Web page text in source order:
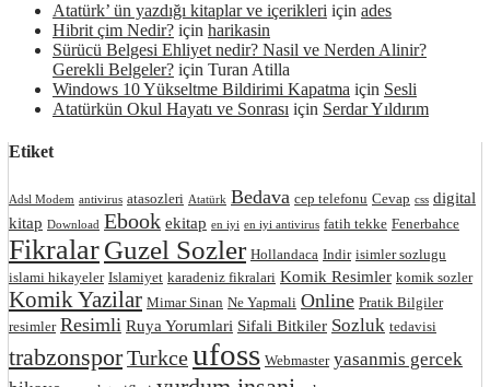
Atatürk’ ün yazdığı kitaplar ve içerikleri için ades
Hibrit çim Nedir? için harikasin
Sürücü Belgesi Ehliyet nedir? Nasil ve Nerden Alinir?
Gerekli Belgeler? için Turan Atilla
Windows 10 Yükseltme Bildirimi Kapatma için Sesli
Atatürkün Okul Hayatı ve Sonrası için Serdar Yıldırım
Etiket
Adsl Modem antivirus atasozleri Atatürk Bedava cep telefonu Cevap css digital
kitap Download Ebook ekitap en iyi en iyi antivirus fatih tekke Fenerbahce
FikralarGuzel Sozler Hollandaca Indir isimler sozlugu
islami hikayeler Islamiyet karadeniz fikralari Komik Resimler komik sozler
Komik Yazilar Mimar Sinan Ne Yapmali Online Pratik Bilgiler
resimler Resimli Ruya Yorumlari Sifali Bitkiler Sozluk tedavisi
trabzonsporTurkceufoss Webmaster yasanmis gercek